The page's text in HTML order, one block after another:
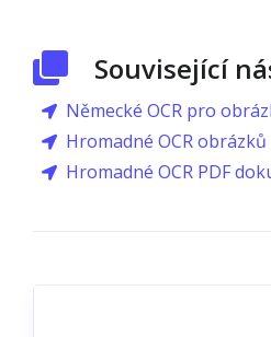
Související
Německé OCR pro
Hromadné OCR obrázků
Hromadné OCR PDF